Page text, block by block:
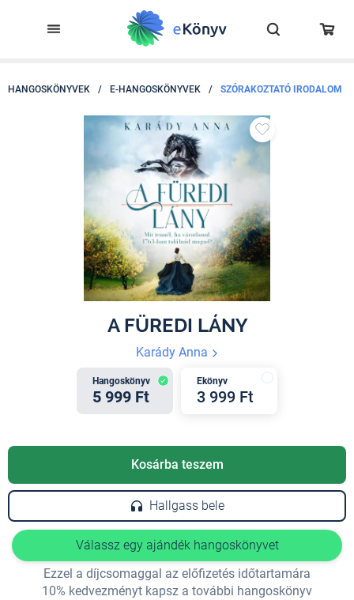
HANGOSKÖNYVEK / E-HANGOSKÖNYVEK / SZÓRAKOZTATÓ IRODALOM
A FÜREDI LÁNY
Karády Anna
Hangoskönyv
5 999 Ft
Ekönyv
3 999 Ft
Kosárba teszem
Hallgass bele
Válassz egy ajándék hangoskönyvet
Ezzel a díjcsomaggal az előfizetés időtartamára
10% kedvezményt kapsz a további hangoskönyv